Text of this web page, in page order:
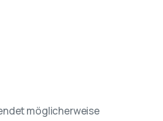
möglicherweise